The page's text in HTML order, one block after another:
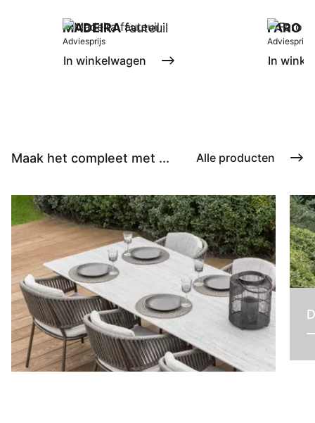
MADEIRAfauteuil
Adviesprijs
In winkelwagen
FARO
Adviesprijs
In
Maak het compleet met ... Alle producten